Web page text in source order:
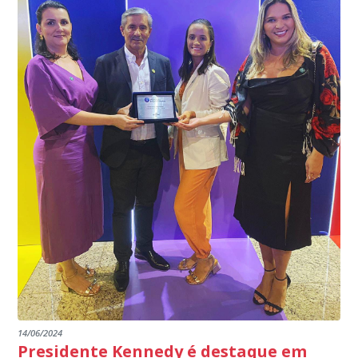
programa.
EDITAL RENOVAÇÃO DO CREDENCIAMENTO
INSTITUIÇÕES
14/06/2024
Presidente Kennedy é destaque em